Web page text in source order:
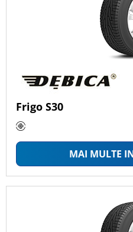
Frigo S30
MAI MULTE